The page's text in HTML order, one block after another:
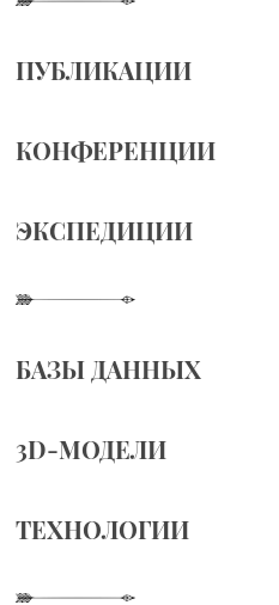
ПУБЛИКАЦИИ
КОНФЕРЕНЦИИ
ЭКСПЕДИЦИИ
БАЗЫ ДАННЫХ
3D-МОДЕЛИ
ТЕХНОЛОГИИ